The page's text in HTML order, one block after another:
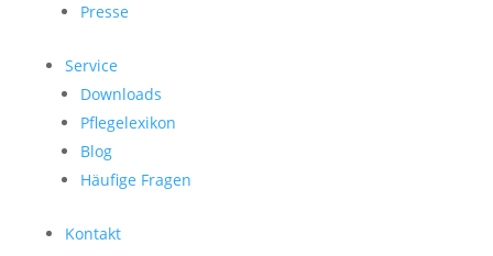
Presse
Service
Downloads
Pflegelexikon
Blog
Häufige Fragen
Kontakt